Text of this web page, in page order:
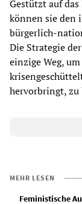
Gestützt auf
können sie den
bürgerlich-
Die Strategie
einzige Weg,
hervorbringt, zu
MEHR LESEN
Feministische